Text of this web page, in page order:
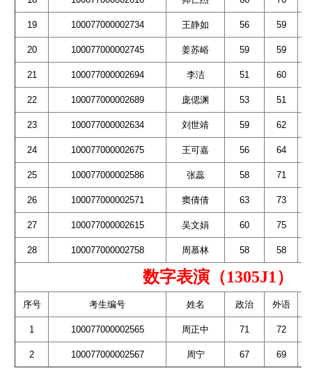
19 100077000002734 王静如 56 59
20 100077000002745 姜苏峪 59 59
21 100077000002694 李洁 51 60
22 100077000002689 庞偲渊 53 51
23 100077000002634 刘世靖 59 62
24 100077000002675 王可嘉 56 64
25 100077000002586 张蕊 58 71
26 100077000002571 窦倩倩 63 73
27 100077000002615 吴文娟 60 75
28 100077000002758 周慕林 58 58
数字表演（1305J1）
序号 考生编号 姓名 政治 外语
1 100077000002565 周正中 71 72
2 100077000002567 周宁 67 69